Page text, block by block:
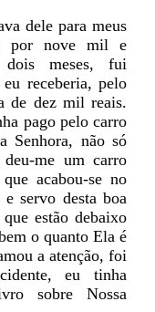
dele para meus
por nove mil e
dois meses, fui
receberia, pelo
de dez mil reais.
pago pelo carro
Senhora, não só
me um carro
acabou-se no
servo desta boa
estão debaixo
o quanto Ela é
a atenção, foi
eu tinha
sobre Nossa